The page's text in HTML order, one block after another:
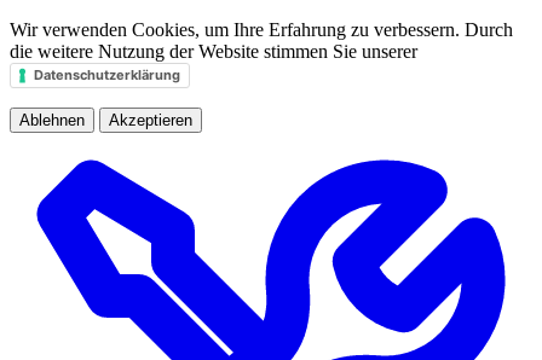
Wir verwenden Cookies, um Ihre Erfahrung zu verbessern. Durch
die weitere Nutzung der Website stimmen Sie unserer
Datenschutzerklärung
Ablehnen Akzeptieren